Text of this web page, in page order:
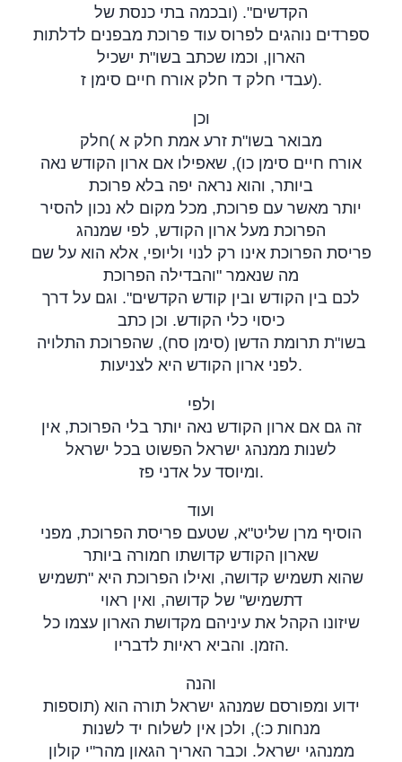
הקדשים". (ובכמה בתי כנסת של
ספרדים נוהגים לפרוס עוד פרוכת מבפנים לדלתות
הארון, וכמו שכתב בשו"ת ישכיל
עבדי חלק ד חלק אורח חיים סימן ז).
וכן
מבואר בשו"ת זרע אמת חלק א (חלק
אורח חיים סימן כו), שאפילו אם ארון הקודש נאה
ביותר, והוא נראה יפה בלא פרוכת
יותר מאשר עם פרוכת, מכל מקום לא נכון להסיר
הפרוכת מעל ארון הקודש, לפי שמנהג
פריסת הפרוכת אינו רק לנוי וליופי, אלא הוא על שם
מה שנאמר "והבדילה הפרוכת
לכם בין הקודש ובין קודש הקדשים". וגם על דרך
כיסוי כלי הקודש. וכן כתב
בשו"ת תרומת הדשן (סימן סח), שהפרוכת התלויה
לפני ארון הקודש היא לצניעות.
ולפי
זה גם אם ארון הקודש נאה יותר בלי הפרוכת, אין
לשנות ממנהג ישראל הפשוט בכל ישראל
ומיוסד על אדני פז.
ועוד
הוסיף מרן שליט"א, שטעם פריסת הפרוכת, מפני
שארון הקודש קדושתו חמורה ביותר
שהוא תשמיש קדושה, ואילו הפרוכת היא "תשמיש
דתשמיש" של קדושה, ואין ראוי
שיזונו הקהל את עיניהם מקדושת הארון עצמו כל
הזמן. והביא ראיות לדבריו.
והנה
ידוע ומפורסם שמנהג ישראל תורה הוא (תוספות
מנחות כ:), ולכן אין לשלוח יד לשנות
ממנהגי ישראל. וכבר האריך הגאון מהר"י קולון